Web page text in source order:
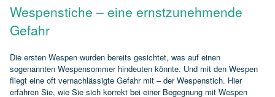
Wespenstiche – eine ernstzunehmende
Gefahr
Die ersten Wespen wurden bereits gesichtet, was auf einen
sogenannten Wespensommer hindeuten könnte. Und mit den Wespen
fliegt eine oft vernachlässigte Gefahr mit – der Wespenstich. Hier
erfahren Sie, wie Sie sich korrekt bei einer Begegnung mit Wespen